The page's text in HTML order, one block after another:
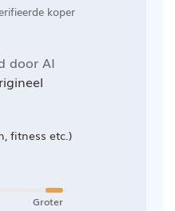
koper
door AI
fitness etc.)
Groter